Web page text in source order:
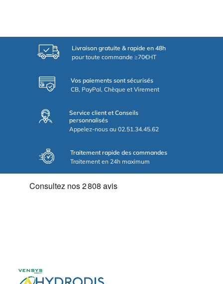
Livraison gratuite & rapide en 48h
pour toute commande ≥70€HT
Vos paiements sont sécurisés
CB, PayPal, Chèque et Virement
Service client et Conseils
personnalisés
Appelez-nous au 02.51.34.45.62
Traitement rapide des commandes
Traitement en 24h maximum